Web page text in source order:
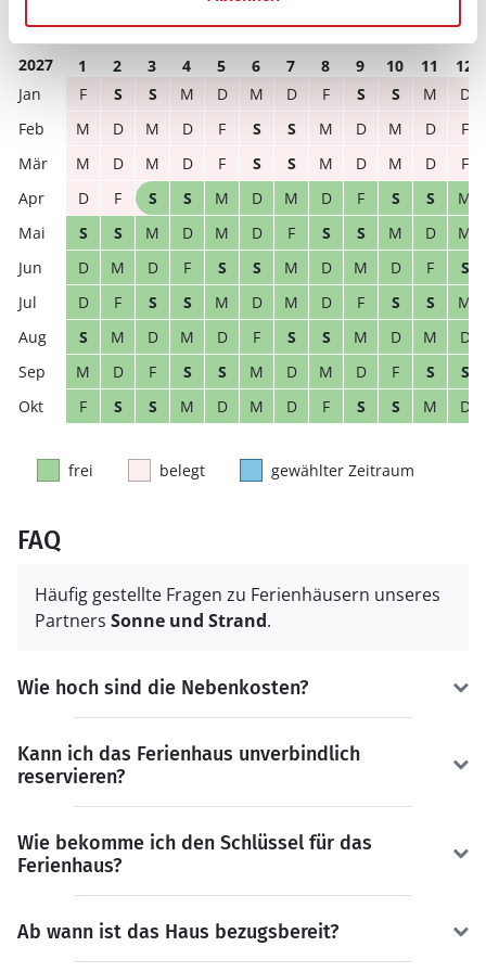
S S
2027 1 2 3 4 5 6 7 8 9 10 11
12
F
S S M D M D F S S M
D
M
D M D F S S M D M D
F
M
D M D F S S M D M D
F
D
F S S M D M D F S S
M
S
S M D M D F S S M D
M
D
M D F S S M D M D F
S
D
F S S M D M D F S S
M
S
M D M D F S S M D M
D
M
D F S S M D M D F S
S
F
S S M D M D F S S M D
frei belegt gewählter Zeitraum
FAQ
Häufig gestellte Fragen zu Ferienhäusern unseres
Partners Sonne und Strand.
Wie hoch sind die Nebenkosten?
Kann ich das Ferienhaus unverbindlich
reservieren?
Wie bekomme ich den Schlüssel für das
Ferienhaus?
Ab wann ist das Haus bezugsbereit?